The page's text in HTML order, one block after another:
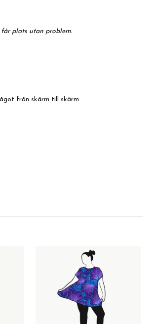
plats utan problem.
från skärm till skärm